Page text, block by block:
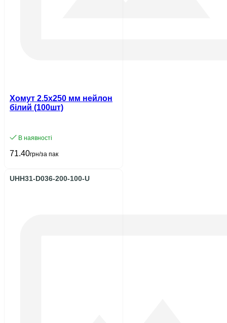
Хомут 2.5х250 мм нейлон
білий (100шт)
В наявності
71.40грн/за пак
UHH31-D036-200-100-U